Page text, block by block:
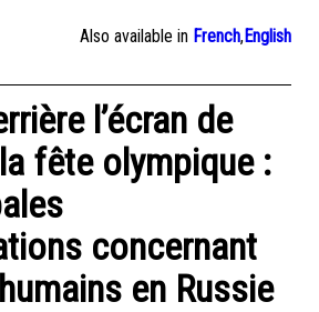
Also available in French,English
l’écran de
fête olympique :
concernant
en Russie